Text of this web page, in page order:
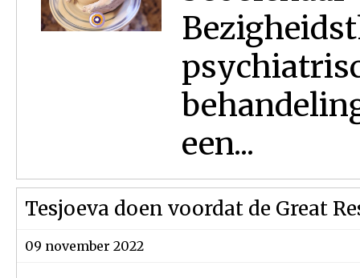
een...
Tesjoeva doen voordat de Great
09 november 2022